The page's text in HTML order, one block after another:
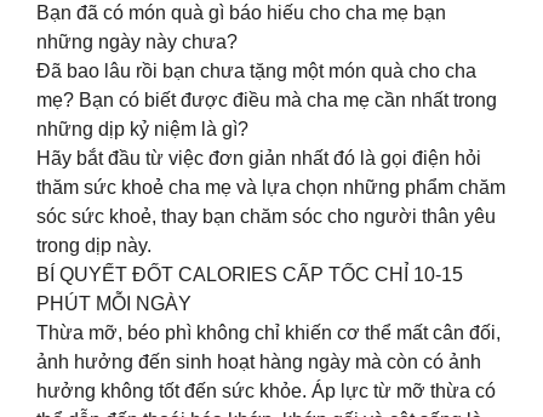
Bạn đã có món quà gì báo hiếu cho cha mẹ bạn
những ngày này chưa?
Đã bao lâu rồi bạn chưa tặng một món quà cho cha
mẹ? Bạn có biết được điều mà cha mẹ cần nhất trong
những dịp kỷ niệm là gì?
Hãy bắt đầu từ việc đơn giản nhất đó là gọi điện hỏi
thăm sức khoẻ cha mẹ và lựa chọn những phẩm chăm
sóc sức khoẻ, thay bạn chăm sóc cho người thân yêu
trong dịp này.
BÍ QUYẾT ĐỐT CALORIES CẤP TỐC CHỈ 10-15
PHÚT MỖI NGÀY
Thừa mỡ, béo phì không chỉ khiến cơ thể mất cân đối,
ảnh hưởng đến sinh hoạt hàng ngày mà còn có ảnh
hưởng không tốt đến sức khỏe. Áp lực từ mỡ thừa có